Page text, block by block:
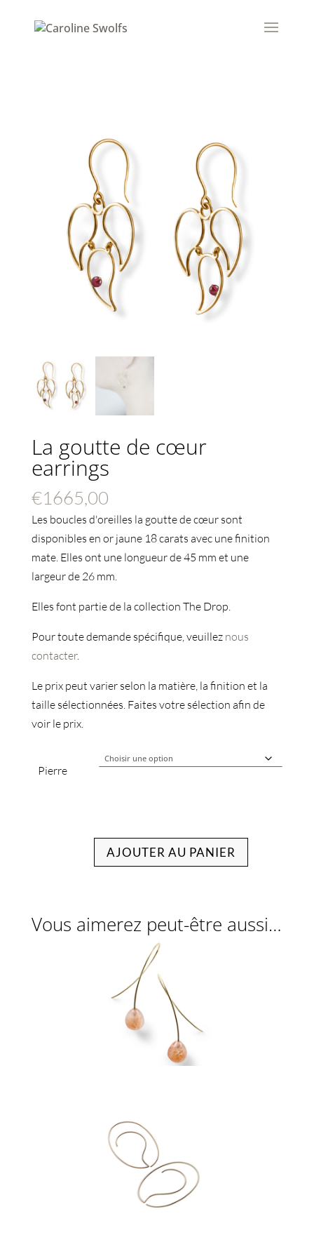
La goutte de cœur
earrings
€1665,00
Les boucles d'oreilles la goutte de cœur sont
disponibles en or jaune 18 carats avec une finition
mate. Elles ont une longueur de 45 mm et une
largeur de 26 mm.
Elles font partie de la collection The Drop.
Pour toute demande spécifique, veuillez nous
contacter.
Le prix peut varier selon la matière, la finition et la
taille sélectionnées. Faites votre sélection afin de
voir le prix.
Pierre
AJOUTER AU PANIER
Vous aimerez peut-être aussi…